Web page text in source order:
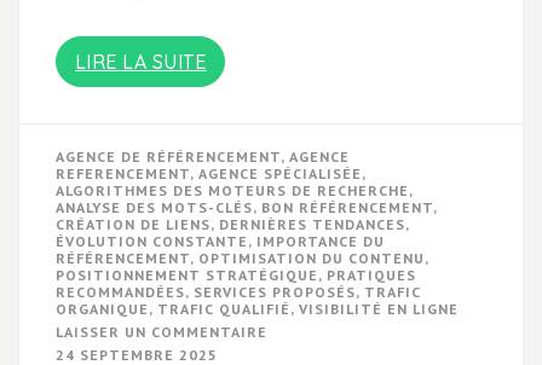
LIRE LA SUITE
AGENCE DE RÉFÉRENCEMENT, AGENCE
REFERENCEMENT, AGENCE SPÉCIALISÉE ,
ALGORITHMES DES MOTEURS DE RECHERCHE ,
ANALYSE DES MOTS-CLÉS, BON RÉFÉRENCEMENT,
CRÉATION DE LIENS, DERNIÈRES TENDANCES,
ÉVOLUTION CONSTANTE , IMPORTANCE DU
RÉFÉRENCEMENT, OPTIMISATION DU CONTENU ,
POSITIONNEMENT STRATÉGIQUE , PRATIQUES
RECOMMANDÉES, SERVICES PROPOSÉS, TRAFIC
ORGANIQUE , TRAFIC QUALIFIÉ , VISIBILITÉ EN LIGNE
LAISSER UN COMMENTAIRE
24 SEPTEMBRE 2025